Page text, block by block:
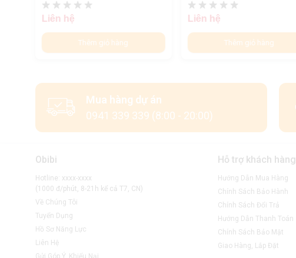
Liên hệ
Thêm giỏ hàng
Liên hệ
Thêm giỏ hàng
Mua hàng dự án
0941 339 339 (8:00 - 20:00)
Obibi
Hotline: xxxx-xxxx
(1000 đ/phút, 8-21h kể cả T7, CN)
Về Chúng Tôi
Tuyển Dụng
Hồ Sơ Năng Lực
Liên Hệ
Hỗ trợ khách hàng
Hướng Dẫn Mua Hàng
Chính Sách Bảo Hành
Chính Sách Đổi Trả
Hướng Dẫn Thanh Toán
Chính Sách Bảo Mật
Giao Hàng, Lắp Đặt